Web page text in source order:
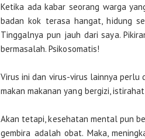
Ketika ada kabar seorang warga
badan kok terasa hangat, hidung
Tinggalnya pun jauh dari saya.
bermasalah. Psikosomatis!
Virus ini dan virus-virus lainnya perlu
makan makanan yang bergizi,
Akan tetapi, kesehatan mental pun
gembira adalah obat. Maka,